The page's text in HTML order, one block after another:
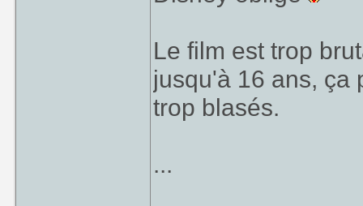
Le film est trop
jusqu'à 16 ans, ça
trop blasés.
...